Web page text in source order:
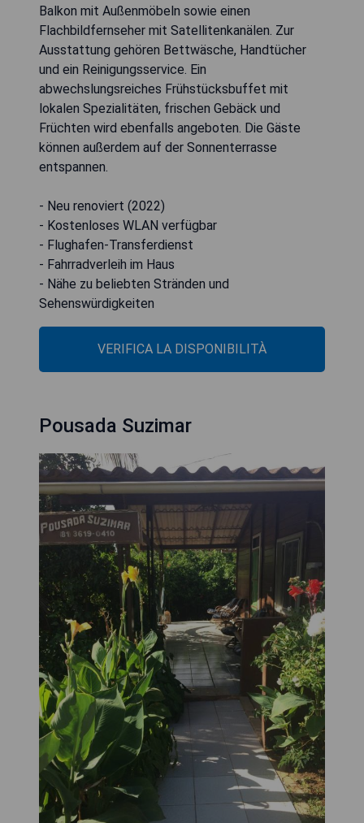
Balkon mit Außenmöbeln sowie einen
Flachbildfernseher mit Satellitenkanälen. Zur
Ausstattung gehören Bettwäsche, Handtücher
und ein Reinigungsservice. Ein
abwechslungsreiches Frühstücksbuffet mit
lokalen Spezialitäten, frischen Gebäck und
Früchten wird ebenfalls angeboten. Die Gäste
können außerdem auf der Sonnenterrasse
entspannen.
- Neu renoviert (2022)
- Kostenloses WLAN verfügbar
- Flughafen-Transferdienst
- Fahrradverleih im Haus
- Nähe zu beliebten Stränden und
Sehenswürdigkeiten
VERIFICA LA DISPONIBILITÀ
Pousada Suzimar